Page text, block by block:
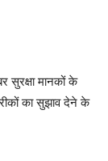
सुरक्षा मानकों के
का सुझाव देने के